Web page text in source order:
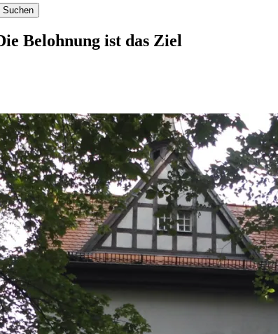
Belohnung ist das Ziel